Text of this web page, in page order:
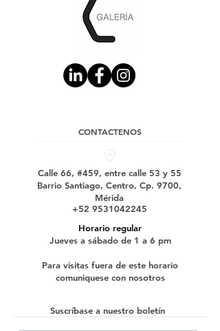
CONTACTENOS
Calle 66, #459, entre calle 53 y 55
Barrio Santiago, Centro, Cp. 9700,
Mérida
+52 9531042245
Horario regular
Jueves a sábado de 1 a 6 pm
Para visitas fuera de este horario
comuniquese con nosotros
Suscríbase a nuestro boletín